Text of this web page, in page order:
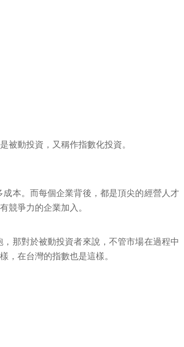
被動投資，又稱作指數化投資。
本。而每個企業背後，都是頂尖的經營人才
競爭力的企業加入。
那對於被動投資者來說，不管市場在過程中
，在台灣的指數也是這樣。